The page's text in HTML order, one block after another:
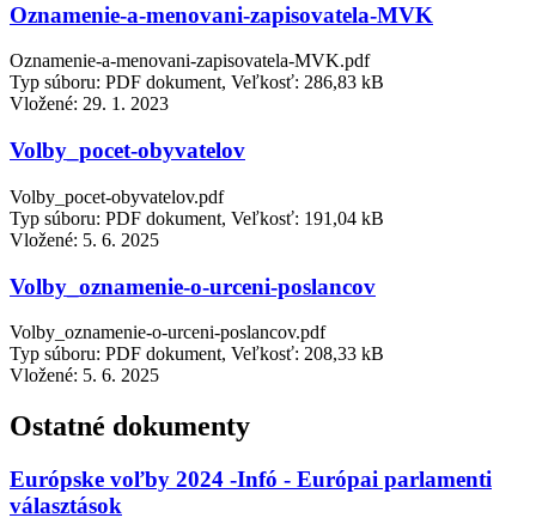
Oznamenie-a-menovani-zapisovatela-MVK
Oznamenie-a-menovani-zapisovatela-MVK.pdf
Typ súboru: PDF dokument, Veľkosť: 286,83 kB
Vložené: 29. 1. 2023
Volby_pocet-obyvatelov
Volby_pocet-obyvatelov.pdf
Typ súboru: PDF dokument, Veľkosť: 191,04 kB
Vložené: 5. 6. 2025
Volby_oznamenie-o-urceni-poslancov
Volby_oznamenie-o-urceni-poslancov.pdf
Typ súboru: PDF dokument, Veľkosť: 208,33 kB
Vložené: 5. 6. 2025
Ostatné dokumenty
Európske voľby 2024 -Infó - Európai parlamenti
választások